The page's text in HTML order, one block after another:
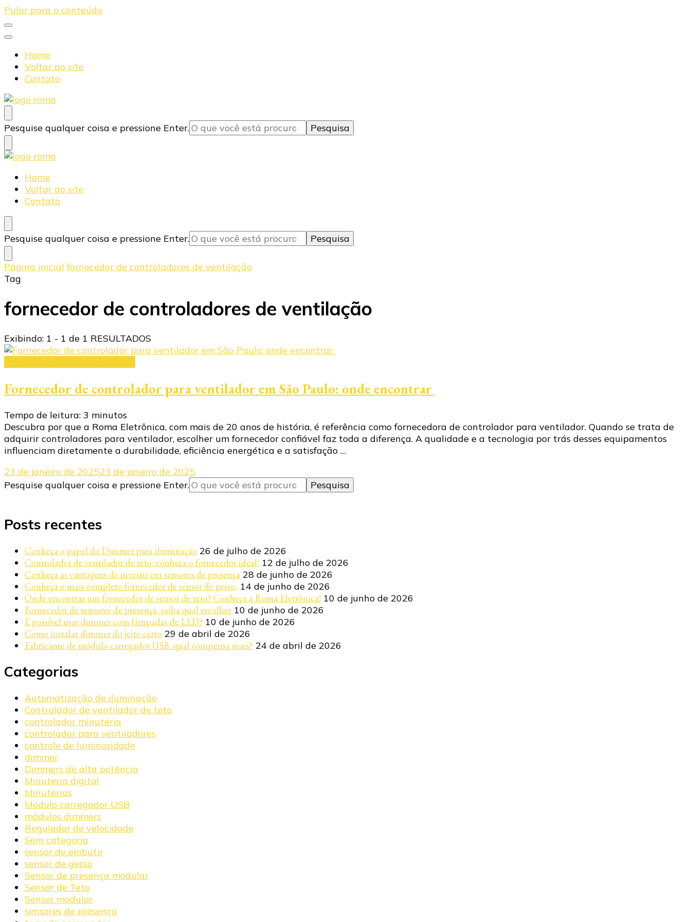
Pular para o conteúdo
Home
Voltar ao site
Contato
Blog Roma Eletrônica
Líder em Desenvolvimento de Produtos Eletrônicos
Procurando
algo?
Pesquise qualquer coisa e pressione Enter.
Blog Roma Eletrônica
Líder em Desenvolvimento de Produtos Eletrônicos
Home
Voltar ao site
Contato
Procurando
algo?
Pesquise qualquer coisa e pressione Enter.
Página inicial fornecedor de controladores de ventilação
Tag
fornecedor de controladores de ventilação
Exibindo: 1 - 1 de 1 RESULTADOS
Fornecedor de controlador para ventilador em São Paulo: onde encontrar
Tempo de leitura: 3 minutos
Descubra por que a Roma Eletrônica, com mais de 20 anos de história, é referência como fornecedora de controlador para ventilador. Quando se trata de
adquirir controladores para ventilador, escolher um fornecedor confiável faz toda a diferença. A qualidade e a tecnologia por trás desses equipamentos
influenciam diretamente a durabilidade, eficiência energética e a satisfação …
23 de janeiro de 202523 de janeiro de 2025
Procurando
Pesquise qualquer coisa e pressione Enter.
Posts recentes
Conheça o papel do Dimmer para iluminação 26 de julho de 2026
Controlador de ventilador de teto: conheça o fornecedor ideal! 12 de julho de 2026
Conheça as vantagens de investir em sensores de presença 28 de junho de 2026
Conheça o mais completo fornecedor de sensor de gesso, 14 de junho de 2026
Onde encontrar um fornecedor de sensor de teto? Conheça a Roma Eletrônica! 10 de junho de 2026
Fornecedor de sensores de presença: saiba qual escolher 10 de junho de 2026
É possível usar dimmer com lâmpadas de LED? 10 de junho de 2026
Como instalar dimmer do jeito certo 29 de abril de 2026
Fabricante de módulo carregador USB: qual compensa mais? 24 de abril de 2026
Categorias
Automatização de iluminação
Controlador de ventilador de teto
controlador minuteria
controlador para ventiladores
controle de luminosidade
dimmer
Dimmers de alta potência
Minuteria digital
Minuterias
Módulo carregador USB
módulos dimmers
Regulador de velocidade
Sem categoria
sensor de embutir
sensor de gesso
Sensor de presença modular
Sensor de Teto
Sensor modular
sensores de presença